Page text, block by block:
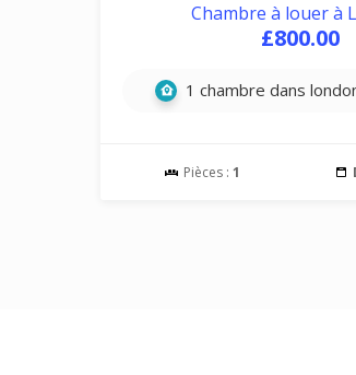
Chambre à louer à
£800.00
1 chambre dans
Pièces :1